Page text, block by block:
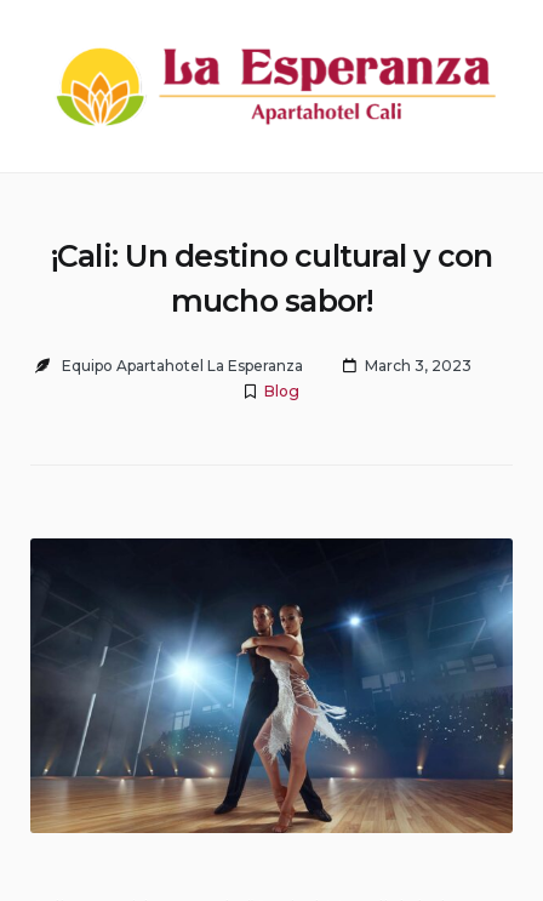
contentApartahotel La Esperanza
¡Cali: Un destino cultural y con
mucho sabor!
Equipo Apartahotel La Esperanza
March 3, 2023
Blog